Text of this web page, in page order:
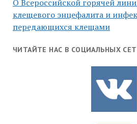
О Всероссийской горячей
клещевого энцефалита и
передающихся клещами
ЧИТАЙТЕ НАС В СОЦИАЛЬНЫХ